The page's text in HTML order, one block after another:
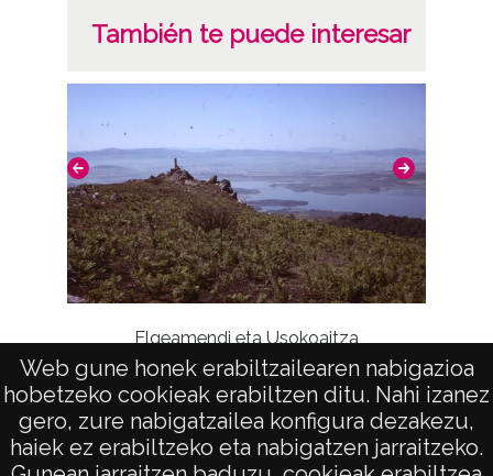
Web gune honek erabiltzailearen nabigazioa
hobetzeko cookieak erabiltzen ditu. Nahi izanez
gero, zure nabigatzailea konfigura dezakezu,
haiek ez erabiltzeko eta nabigatzen jarraitzeko.
También te puede interesar
Elgeamendi eta Usokoaitza